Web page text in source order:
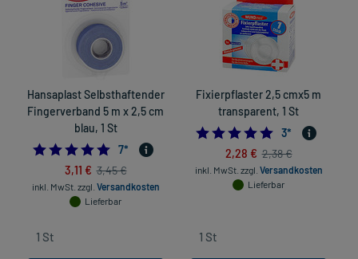
Hansaplast Selbsthaftender
Fingerverband 5 m x 2,5 cm
blau, 1 St
4.714285714285714
7*
3,11 € 3,45 €
inkl. MwSt. zzgl. Versandkosten
Lieferbar
Fixierpflaster 2,5 cmx5 m
transparent, 1 St
5.0
3*
2,28 € 2,38 €
inkl. MwSt. zzgl. Versandkosten
Lieferbar